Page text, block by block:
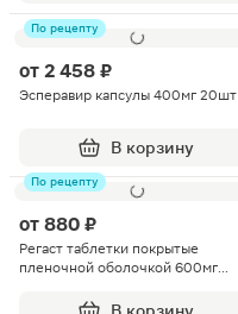
По рецепту
от 2 458 ₽
Эсперавир капсулы 400мг 20шт
В корзину
По рецепту
от 880 ₽
Регаст таблетки покрытые
пленочной оболочкой 600мг